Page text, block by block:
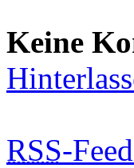
Keine
RSS-